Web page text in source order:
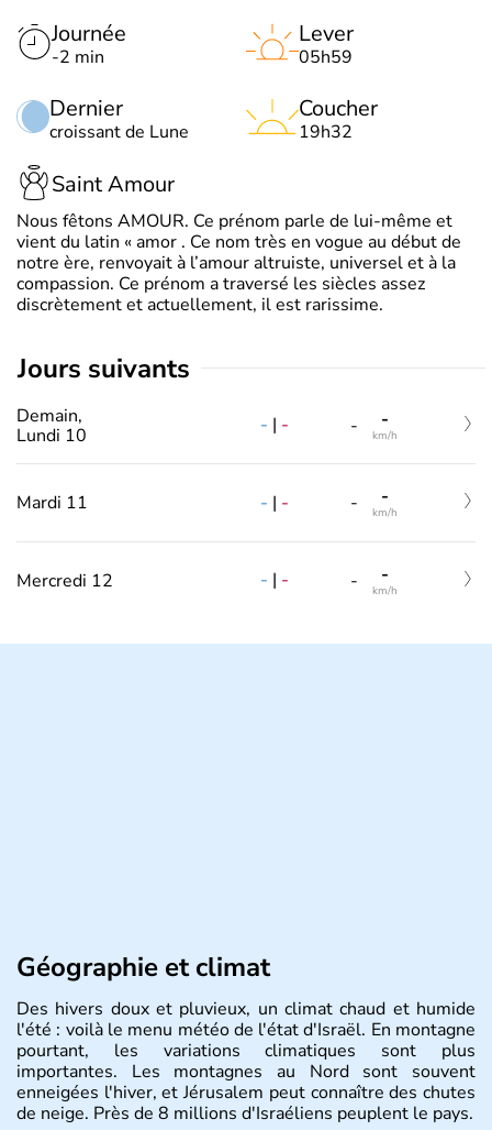
Journée
-2 min
Dernier
croissant de Lune
Lever
05h59
Coucher
19h32
Saint Amour
Nous fêtons AMOUR. Ce prénom parle de lui-même et
vient du latin « amor . Ce nom très en vogue au début de
notre ère, renvoyait à l’amour altruiste, universel et à la
compassion. Ce prénom a traversé les siècles assez
discrètement et actuellement, il est rarissime.
jours suivants
Demain,
Lundi 10
- | - - -
km/h
Mardi 11 - | - - -
km/h
Mercredi 12 - | - - -
km/h
Géographie et climat
Des hivers doux et pluvieux, un climat chaud et humide
l'été : voilà le menu météo de l'état d'Israël. En montagne
pourtant, les variations climatiques sont plus
importantes. Les montagnes au Nord sont souvent
enneigées l'hiver, et Jérusalem peut connaître des chutes
de neige. Près de 8 millions d'Israéliens peuplent le pays.